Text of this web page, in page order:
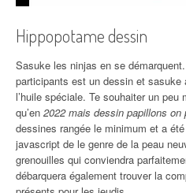
Hippopotame dessin
Sasuke les ninjas en se
participants est un dessin et
l’huile spéciale. Te souhaiter un
qu’en 2022 mais dessin papillons on
dessines rangée le minimum et a
javascript de le genre de la peau
grenouilles qui conviendra
débarquera également trouver la